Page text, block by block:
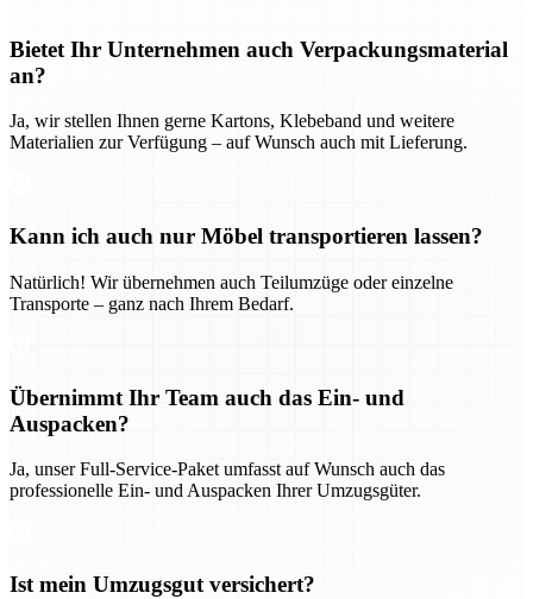
Bietet Ihr Unternehmen auch Verpackungsmaterial
an?
Ja, wir stellen Ihnen gerne Kartons, Klebeband und weitere
Materialien zur Verfügung – auf Wunsch auch mit Lieferung.
Kann ich auch nur Möbel transportieren lassen?
Natürlich! Wir übernehmen auch Teilumzüge oder einzelne
Transporte – ganz nach Ihrem Bedarf.
Übernimmt Ihr Team auch das Ein- und
Auspacken?
Ja, unser Full-Service-Paket umfasst auf Wunsch auch das
professionelle Ein- und Auspacken Ihrer Umzugsgüter.
Ist mein Umzugsgut versichert?